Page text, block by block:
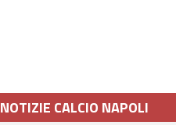
NOTIZIE CALCIO NAPOLI